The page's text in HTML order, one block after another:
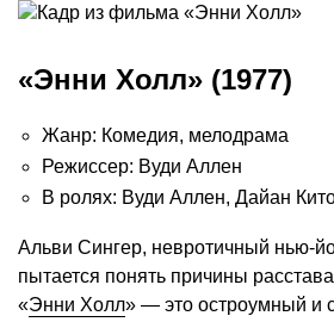
«Энни Холл» (1977)
Жанр: Комедия, мелодрама
Режиссер: Вуди Аллен
В ролях: Вуди Аллен, Дайан
Альви Сингер, невротичный нью-
пытается понять причины
«Энни Холл» — это остроумный и